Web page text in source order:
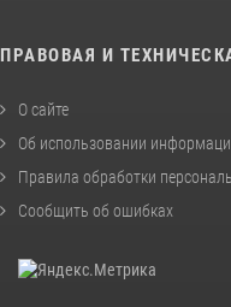
ПРАВОВАЯ И
О сайте
Об использовании
Правила обработки
Сообщить об ошибках